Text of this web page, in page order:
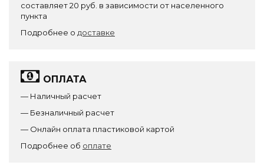
составляет 20 руб. в зависимости от населенного
пункта
Подробнее о доставке
ОПЛАТА
— Наличный расчет
— Безналичный расчет
— Онлайн оплата пластиковой картой
Подробнее об оплате